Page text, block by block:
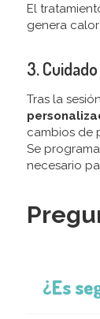
El
genera calor
3.
Tras la
cambios de
Se
necesario
¿Es